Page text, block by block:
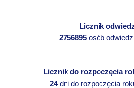
Licznik
2756895osób
Licznik do rozpoczęcia
24dni do rozpoczęcia